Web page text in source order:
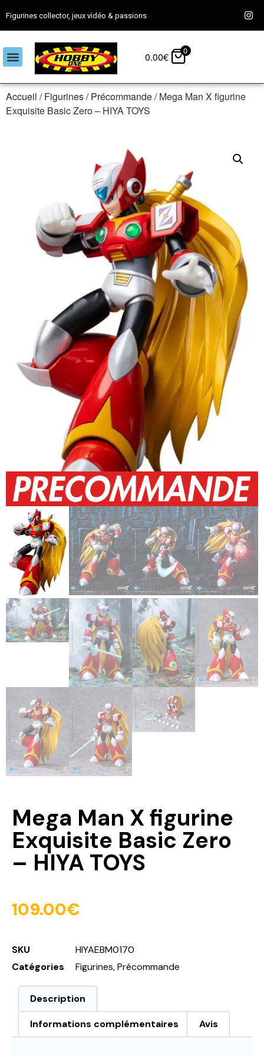
Figurines collector, jeux vidéo & passions
0.00€ 0
Accueil /Figurines/Précommande/ Mega Man X figurine
Exquisite Basic Zero – HIYA TOYS
Mega Man X figurine
Exquisite Basic Zero
– HIYA TOYS
109.00€
SKU
HIYAEBM0170
Catégories
Figurines,Précommande
Description
Informations complémentaires Avis